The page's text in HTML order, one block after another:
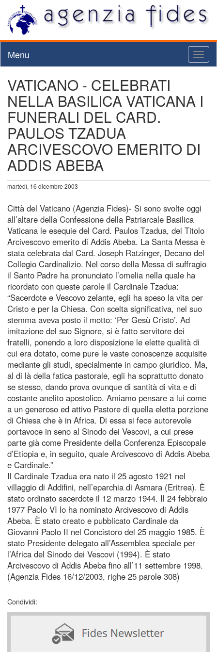
Menu
VATICANO - CELEBRATI
NELLA BASILICA VATICANA I
FUNERALI DEL CARD.
PAULOS TZADUA
ARCIVESCOVO EMERITO DI
ADDIS ABEBA
martedì, 16 dicembre 2003
Città del Vaticano (Agenzia Fides)- Si sono svolte oggi
all’altare della Confessione della Patriarcale Basilica
Vaticana le esequie del Card. Paulos Tzadua, del Titolo
Arcivescovo emerito di Addis Abeba. La Santa Messa è
stata celebrata dal Card. Joseph Ratzinger, Decano del
Collegio Cardinalizio. Nel corso della Messa di suffragio
il Santo Padre ha pronunciato l’omelia nella quale ha
ricordato con queste parole il Cardinale Tzadua:
“Sacerdote e Vescovo zelante, egli ha speso la vita per
Cristo e per la Chiesa. Con scelta significativa, nel suo
stemma aveva posto il motto: ‘Per Gesù Cristo’. Ad
imitazione del suo Signore, si è fatto servitore dei
fratelli, ponendo a loro disposizione le elette qualità di
cui era dotato, come pure le vaste conoscenze acquisite
mediante gli studi, specialmente in campo giuridico. Ma,
al di là della fatica pastorale, egli ha soprattutto donato
se stesso, dando prova ovunque di santità di vita e di
costante anelito apostolico. Amiamo pensare a lui come
a un generoso ed attivo Pastore di quella eletta porzione
di Chiesa che è in Africa. Di essa si fece autorevole
portavoce in seno al Sinodo dei Vescovi, a cui prese
parte già come Presidente della Conferenza Episcopale
d’Etiopia e, in seguito, quale Arcivescovo di Addis Abeba
e Cardinale.”
Il Cardinale Tzadua era nato il 25 agosto 1921 nel
villaggio di Addifini, nell’eparchia di Asmara (Eritrea). È
stato ordinato sacerdote il 12 marzo 1944. Il 24 febbraio
1977 Paolo VI lo ha nominato Arcivescovo di Addis
Abeba. È stato creato e pubblicato Cardinale da
Giovanni Paolo II nel Concistoro del 25 maggio 1985. È
stato Presidente delegato all’Assemblea speciale per
l’Africa del Sinodo dei Vescovi (1994). È stato
Arcivescovo di Addis Abeba fino all’11 settembre 1998.
(Agenzia Fides 16/12/2003, righe 25 parole 308)
Condividi: